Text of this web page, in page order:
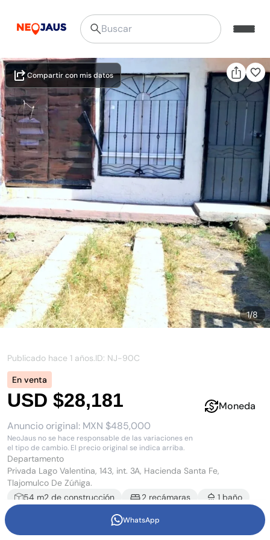
1/8
Compartir con mis datos
Publicado hace 1 años.ID: NJ-90C
En venta
USD $28,181
Anuncio original: MXN $485,000
NeoJaus no se hace responsable de las variaciones en
el tipo de cambio. El precio original se indica arriba.
Moneda
Departamento
Privada Lago Valentina, 143, int. 3A, Hacienda Santa Fe,
Tlajomulco De Zúñiga.
54 m2 de construcción 2 recámaras 1 baño
WhatsApp